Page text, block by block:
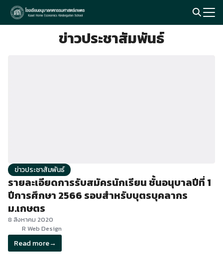
Skip
ข่าวประชาสัมพันธ์
ข่าวประชาสัมพันธ์
รายละเอียดการรับสมัครนักเรียน ชั้นอนุบาลปีที่ 1
ปีการศึกษา 2566 รอบสำหรับบุตรบุคลากร
ม.เกษตร
8 สิงหาคม 2020
R Web Design
Read more→